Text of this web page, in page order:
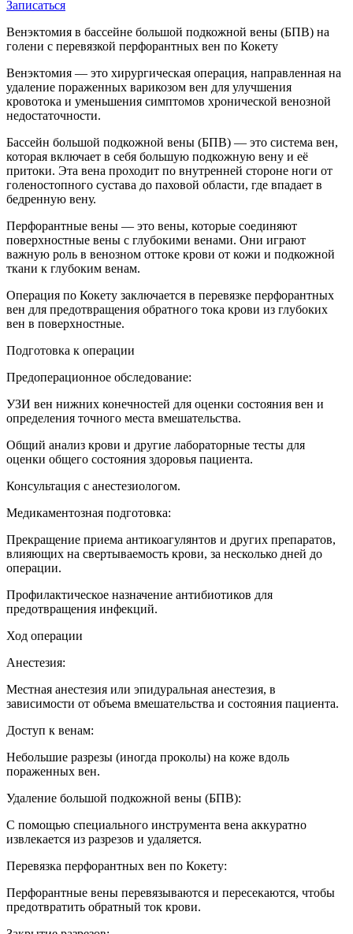
Записаться
Венэктомия в бассейне большой подкожной вены (БПВ) на
голени с перевязкой перфорантных вен по Кокету
Венэктомия — это хирургическая операция, направленная на
удаление пораженных варикозом вен для улучшения
кровотока и уменьшения симптомов хронической венозной
недостаточности.
Бассейн большой подкожной вены (БПВ) — это система вен,
которая включает в себя большую подкожную вену и её
притоки. Эта вена проходит по внутренней стороне ноги от
голеностопного сустава до паховой области, где впадает в
бедренную вену.
Перфорантные вены — это вены, которые соединяют
поверхностные вены с глубокими венами. Они играют
важную роль в венозном оттоке крови от кожи и подкожной
ткани к глубоким венам.
Операция по Кокету заключается в перевязке перфорантных
вен для предотвращения обратного тока крови из глубоких
вен в поверхностные.
Подготовка к операции
Предоперационное обследование:
УЗИ вен нижних конечностей для оценки состояния вен и
определения точного места вмешательства.
Общий анализ крови и другие лабораторные тесты для
оценки общего состояния здоровья пациента.
Консультация с анестезиологом.
Медикаментозная подготовка:
Прекращение приема антикоагулянтов и других препаратов,
влияющих на свертываемость крови, за несколько дней до
операции.
Профилактическое назначение антибиотиков для
предотвращения инфекций.
Ход операции
Анестезия:
Местная анестезия или эпидуральная анестезия, в
зависимости от объема вмешательства и состояния пациента.
Доступ к венам:
Небольшие разрезы (иногда проколы) на коже вдоль
пораженных вен.
Удаление большой подкожной вены (БПВ):
С помощью специального инструмента вена аккуратно
извлекается из разрезов и удаляется.
Перевязка перфорантных вен по Кокету:
Перфорантные вены перевязываются и пересекаются, чтобы
предотвратить обратный ток крови.